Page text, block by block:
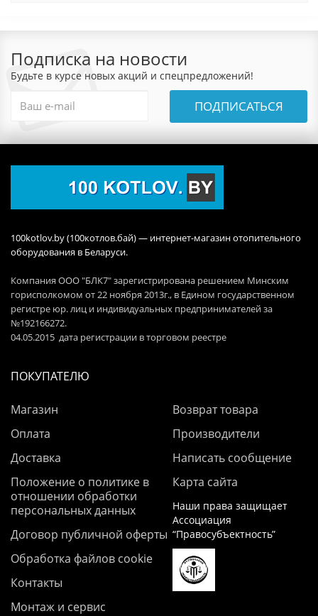
Подписка на новости
Будьте в курсе новых акций и спецпредложений!
ПОДПИСАТЬСЯ
100kotlov.by (100котлов.бай) — интернет-магазин отопительного
оборудования в Беларуси.
Компания ООО "БЛК7" зарегистрирована решением Минским
горисполкомом от 22 ноября 2013г., в Едином государственном
регистре юр. лиц и индивидуальных предпринимателей за
№192166272.
04.05.2015 дата регистрации в торговом реестре
ПОКУПАТЕЛЮ
Магазин
Оплата
Доставка
Положение о политике в
отношении обработки
персональных данных
Договор публичной оферты
Обработка файлов cookie
Контакты
Монтаж и сервис
Возврат товара
Производители
Написать сообщение
Карта сайта
Наши права защищает
Ассоциация
“Правосубъектность”